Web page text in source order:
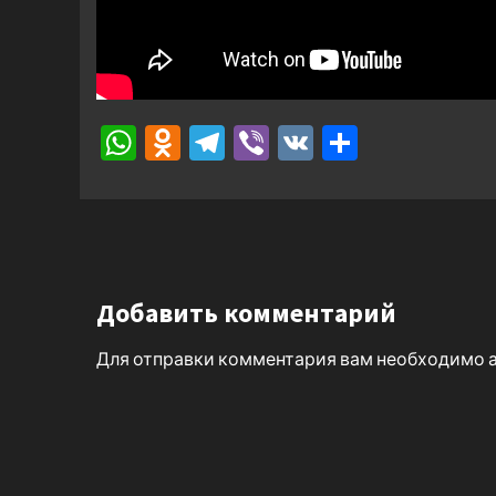
WhatsApp
Odnoklassniki
Telegram
Viber
VK
Добавить комментарий
Для отправки комментария вам необходимо